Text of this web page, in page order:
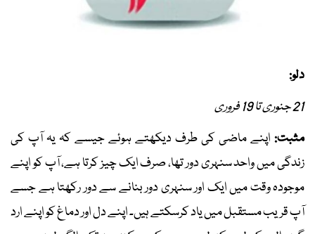
دلو:
21 جنوری تا 19 فروری
مثبت: اپنے ماضی کی طرف دیکھتے ہوئے جیسے کہ یہ آپ کی
زندگی میں واحد سنہری دور تھا، صرف ایک چیز کرتا ہے، آپ کو اپنے
موجودہ وقت میں ایک اور سنہری دور بنانے سے دور رکھتا ہے جسے
آپ قریب مستقبل میں یاد کرسکتے ہیں۔ اپنے دل اور دماغ کو اپنے ارد